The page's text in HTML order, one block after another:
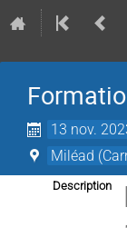
13 nov.
Miléad
Description